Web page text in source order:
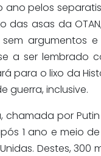
pelos
das asas da
argumentos
a ser
para o lixo da
guerra, inclusive.
chamada por
1 ano e meio
Destes,